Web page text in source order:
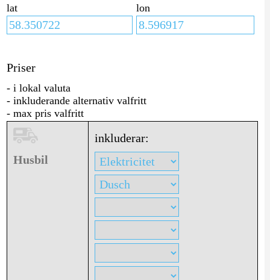
lat lon
Priser
- i lokal valuta
- inkluderande alternativ valfritt
- max pris valfritt
Husbil
inkluderar: